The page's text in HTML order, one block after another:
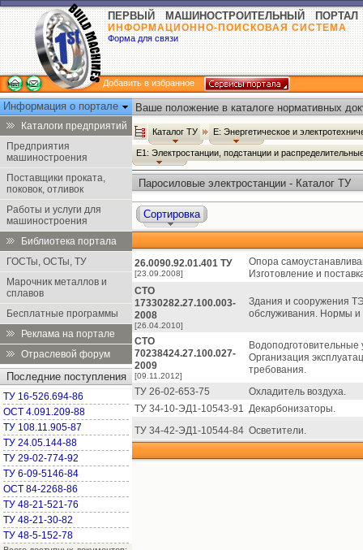
ПЕРВЫЙ МАШИНОСТРОИТЕЛЬНЫЙ ПОРТАЛ
ИНФОРМАЦИОННО-ПОИСКОВАЯ СИСТЕМА
Форма для связи
Добавить в избранное
Информация о портале
Каталоги предприятий
Предприятия
машиностроения
Поставщики проката,
поковок, отливок
Работы и услуги для
машиностроения
Библиотека портала
ГОСТы, ОСТы, ТУ
Марочник металлов и
сплавов
Бесплатные программы
Реклама на портале
Отраслевой форум
Последние поступления
ТУ 16-526.694-86
ОСТ 4.091.209-88
ТУ 108.11.905-87
ТУ 24.05.144-88
ТУ 29-02-774-92
ТУ 6-09-5146-84
ОСТ 84-2268-86
ТУ 48-21-521-76
ТУ 48-21-30-82
ТУ 48-5-152-78
Ваше положение в каталоге нормативных
Каталог ТУ Е: Энергетическое и
Е1: Электростанции, подстанции и
Паросиловые электростанции - Каталог ТУ
Сортировка
26.0090.92.01.401 ТУ
[23.09.2008]
Опора
Изготовление и
СТО
17330282.27.100.003-
2008
[26.04.2010]
Здания и сооружения
обслуживания. Нормы и
СТО
70238424.27.100.027-
2009
[09.11.2012]
Организация
требования.
ТУ 26-02-653-75
Охладитель воздуха.
ТУ 34-10-ЭД1-10543-91 Декарбонизаторы.
ТУ 34-42-ЭД1-10544-84 Осветители.